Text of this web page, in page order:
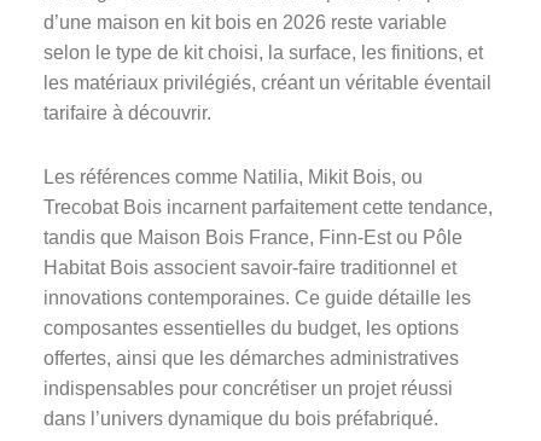
d’une maison en kit bois en 2026 reste variable
selon le type de kit choisi, la surface, les finitions, et
les matériaux privilégiés, créant un véritable éventail
tarifaire à découvrir.
Les références comme Natilia, Mikit Bois, ou
Trecobat Bois incarnent parfaitement cette tendance,
tandis que Maison Bois France, Finn-Est ou Pôle
Habitat Bois associent savoir-faire traditionnel et
innovations contemporaines. Ce guide détaille les
composantes essentielles du budget, les options
offertes, ainsi que les démarches administratives
indispensables pour concrétiser un projet réussi
dans l’univers dynamique du bois préfabriqué.